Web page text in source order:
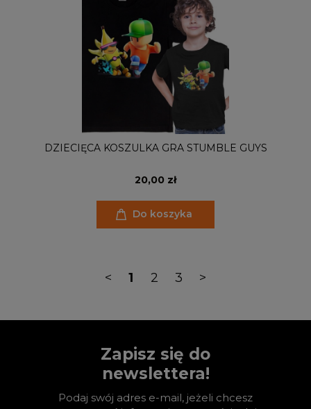
DZIECIĘCA KOSZULKA GRA STUMBLE GUYS
20,00 zł
Do koszyka
< 1 2 3 >
Zapisz się do
newslettera!
Podaj swój adres e-mail, jeżeli chcesz